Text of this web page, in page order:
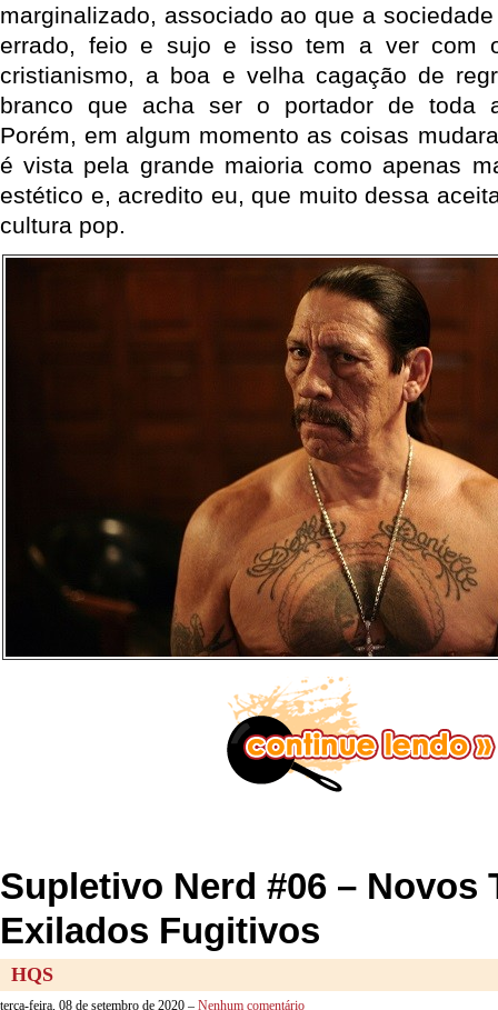
marginalizado, associado ao que a
errado, feio e sujo e isso tem a ver com
cristianismo, a boa e velha cagação de
branco que acha ser o portador de toda
Porém, em algum momento as coisas
é vista pela grande maioria como apenas
estético e, acredito eu, que muito dessa
cultura pop.
Supletivo Nerd #06 – Novos
Exilados Fugitivos
HQS
terça-feira, 08 de setembro de 2020 – Nenhum comentário